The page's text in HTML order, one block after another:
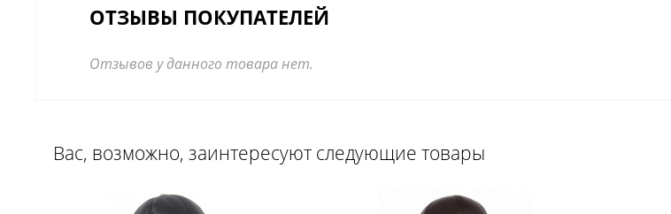
ОТЗЫВЫ ПОКУПАТЕЛЕЙ
Отзывов у данного товара нет.
Вас, возможно, заинтересуют следующие товары